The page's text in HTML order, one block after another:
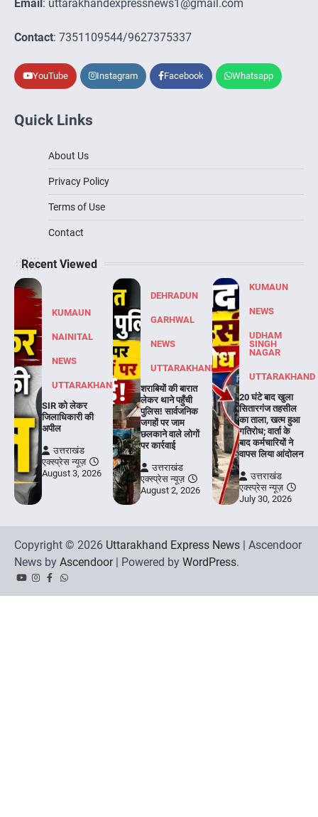
Email : uttarakhandexpressnews1@gmail.com
Contact: 7351109544/9627375337
YouTube Instagram Facebook Whatsapp
Quick Links
About Us
Privacy Policy
Terms of Use
Contact
Recent Viewed
KUMAUN
NAINITAL
NEWS
UTTARAKHAND
SIR को लेकर
जिलाधिकारी की
अपील
उत्तराखंड
एक्स्प्रेस न्यूज़
August 3, 2026
DEHRADUN
GARHWAL
NEWS
UTTARAKHAND
शराबियों की बारात
लेकर थाने पहुँची
पुलिस! सार्वजनिक
जगहों पर जाम
छलकाने वाले लोगों
पर कार्रवाई
उत्तराखंड
एक्स्प्रेस न्यूज़
August 2, 2026
KUMAUN
NEWS
UDHAM
SINGH
NAGAR
UTTARAKHAND
20 घंटे बाद खुला
सितारगंज तहसील
का ताला, खत्म हुआ
गतिरोध; वार्ता के
बाद कर्मचारियों ने
वापस लिया आंदोलन
उत्तराखंड
एक्स्प्रेस न्यूज़
July 30, 2026
Copyright © 2026 Uttarakhand Express News | Ascendoor
News by Ascendoor| Powered by WordPress.
YouTubeInstagram
Facebook
Whatsapp